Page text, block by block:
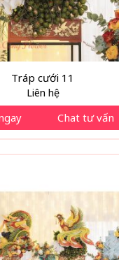
Tráp cưới 11
Liên hệ
Chat tư vấn